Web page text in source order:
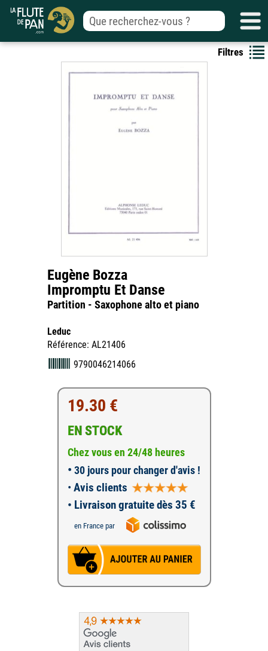
Filtres
Eugène Bozza
Impromptu Et Danse
Partition - Saxophone alto et piano
Leduc
Référence: AL21406
9790046214066
19.30 €
EN STOCK
Chez vous en 24/48 heures
• 30 jours pour changer d'avis !
• Avis clients
• Livraison gratuite dès 35 €
en France par